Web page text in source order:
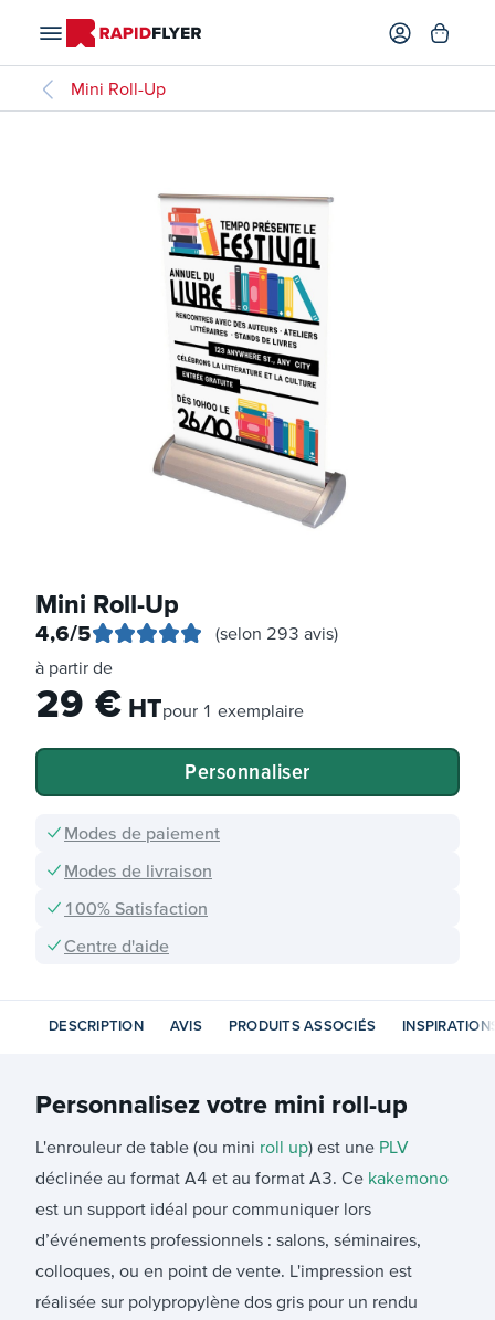
Mini Roll-Up
DESCRIPTION AVIS PRODUITS ASSOCIÉS
Mini Roll-Up
4,6/5
(selon 293 avis)
à partir de
29 €HTpour 1 exemplaire
Personnaliser
Modes de paiement
Modes de livraison
100% Satisfaction
Centre d'aide
Personnalisez votre mini roll-up
L'enrouleur de table (ou mini roll up) est une PLV
déclinée au format A4 et au format A3. Ce kakemono
est un support idéal pour communiquer lors
d’événements professionnels : salons, séminaires,
colloques, ou en point de vente. L'impression est
réalisée sur polypropylène dos gris pour un rendu